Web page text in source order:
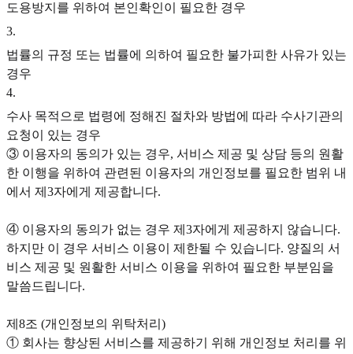
도용방지를 위하여 본인확인이 필요한 경우
3.
법률의 규정 또는 법률에 의하여 필요한 불가피한 사유가 있는
경우
4.
수사 목적으로 법령에 정해진 절차와 방법에 따라 수사기관의
요청이 있는 경우
③ 이용자의 동의가 있는 경우, 서비스 제공 및 상담 등의 원활
한 이행을 위하여 관련된 이용자의 개인정보를 필요한 범위 내
에서 제3자에게 제공합니다.
④ 이용자의 동의가 없는 경우 제3자에게 제공하지 않습니다.
하지만 이 경우 서비스 이용이 제한될 수 있습니다. 양질의 서
비스 제공 및 원활한 서비스 이용을 위하여 필요한 부분임을
말씀드립니다.‍
제8조 (개인정보의 위탁처리)
① 회사는 향상된 서비스를 제공하기 위해 개인정보 처리를 위